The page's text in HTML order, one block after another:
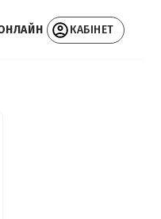
КАБІНЕТ